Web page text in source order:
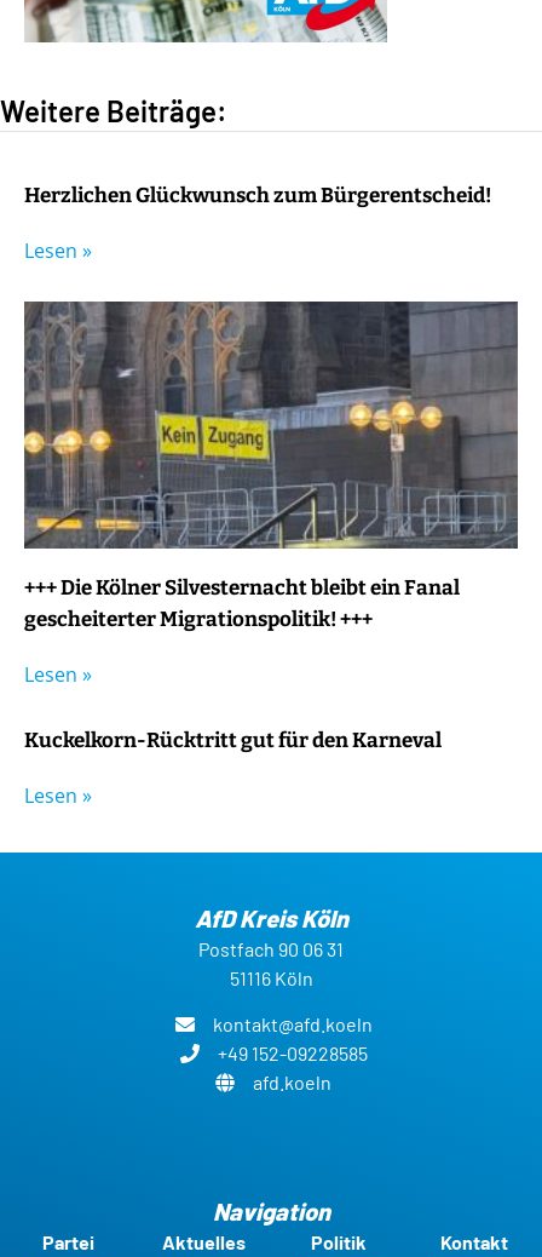
Weitere Beiträge:
Herzlichen Glückwunsch zum Bürgerentscheid!
Lesen »
+++ Die Kölner Silvesternacht bleibt ein Fanal
gescheiterter Migrationspolitik! +++
Lesen »
Kuckelkorn-Rücktritt gut für den Karneval
Lesen »
AfD Kreis Köln
Postfach 90 06 31
51116 Köln
kontakt@afd.koeln
+49 152-09228585
afd.koeln
Navigation
Partei
Aktuelles
Politik
Kontakt